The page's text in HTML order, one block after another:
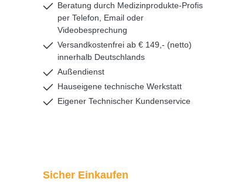
Beratung durch Medizinprodukte-Profis
per Telefon, Email oder
Videobesprechung
Versandkostenfrei ab € 149,- (netto)
innerhalb Deutschlands
Außendienst
Hauseigene technische Werkstatt
Eigener Technischer Kundenservice
Sicher Einkaufen